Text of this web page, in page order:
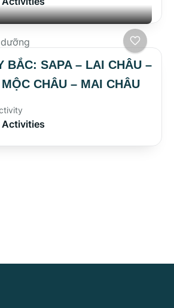
BẮC: SAPA – LAI CHÂU –
CHÂU – MAI CHÂU
Activities